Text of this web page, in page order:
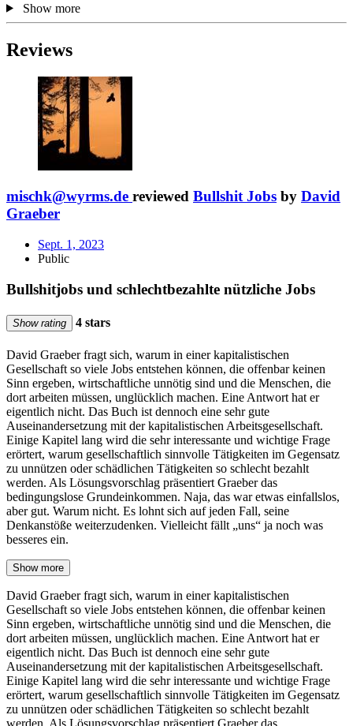
Show more
Reviews
mischk@wyrms.de reviewed Bullshit Jobs by David
Graeber
Sept. 1, 2023
Public
Bullshitjobs und schlechtbezahlte nützliche Jobs
Show rating 4 stars
David Graeber fragt sich, warum in einer kapitalistischen
Gesellschaft so viele Jobs entstehen können, die offenbar keinen
Sinn ergeben, wirtschaftliche unnötig sind und die Menschen, die
dort arbeiten müssen, unglücklich machen. Eine Antwort hat er
eigentlich nicht. Das Buch ist dennoch eine sehr gute
Auseinandersetzung mit der kapitalistischen Arbeitsgesellschaft.
Einige Kapitel lang wird die sehr interessante und wichtige Frage
erörtert, warum gesellschaftlich sinnvolle Tätigkeiten im Gegensatz
zu unnützen oder schädlichen Tätigkeiten so schlecht bezahlt
werden. Als Lösungsvorschlag präsentiert Graeber das
bedingungslose Grundeinkommen. Naja, das war etwas einfallslos,
aber gut. Warum nicht. Es lohnt sich auf jeden Fall, seine
Denkanstöße weiterzudenken. Vielleicht fällt „uns“ ja noch was
besseres ein.
Show more
David Graeber fragt sich, warum in einer kapitalistischen
Gesellschaft so viele Jobs entstehen können, die offenbar keinen
Sinn ergeben, wirtschaftliche unnötig sind und die Menschen, die
dort arbeiten müssen, unglücklich machen. Eine Antwort hat er
eigentlich nicht. Das Buch ist dennoch eine sehr gute
Auseinandersetzung mit der kapitalistischen Arbeitsgesellschaft.
Einige Kapitel lang wird die sehr interessante und wichtige Frage
erörtert, warum gesellschaftlich sinnvolle Tätigkeiten im Gegensatz
zu unnützen oder schädlichen Tätigkeiten so schlecht bezahlt